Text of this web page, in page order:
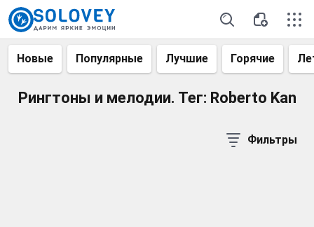
Новые Популярные Лучшие Горячие
Рингтоны и мелодии. Тег: Roberto Kan
Фильтры